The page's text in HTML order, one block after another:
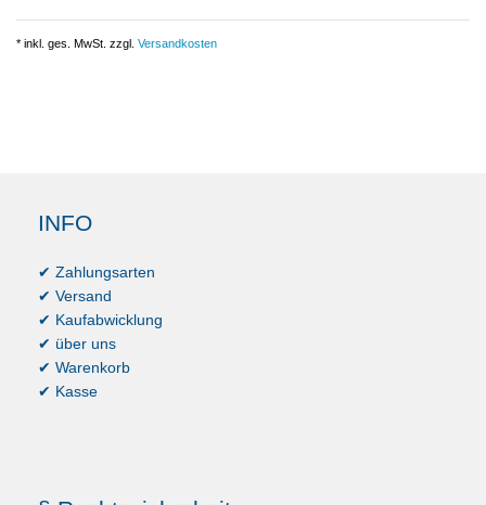
* inkl. ges. MwSt. zzgl. Versandkosten
INFO
✔ Zahlungsarten
✔ Versand
✔ Kaufabwicklung
✔ über uns
✔ Warenkorb
✔ Kasse